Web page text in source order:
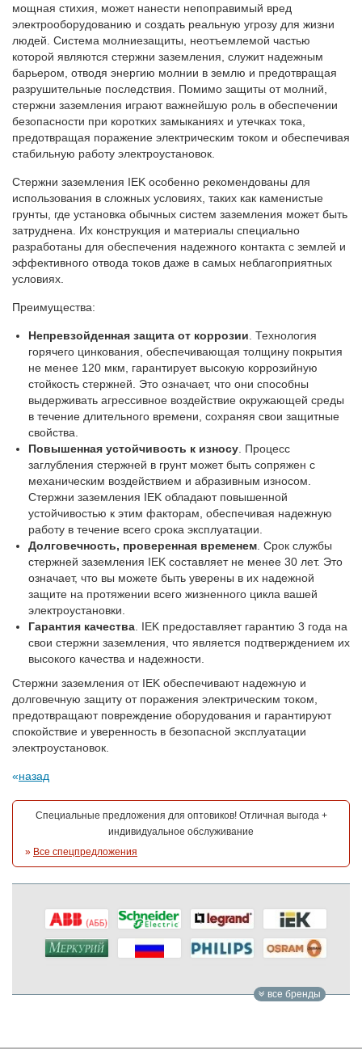
мощная стихия, может нанести непоправимый вред
электрооборудованию и создать реальную угрозу для жизни
людей. Система молниезащиты, неотъемлемой частью
которой являются стержни заземления, служит надежным
барьером, отводя энергию молнии в землю и предотвращая
разрушительные последствия. Помимо защиты от молний,
стержни заземления играют важнейшую роль в обеспечении
безопасности при коротких замыканиях и утечках тока,
предотвращая поражение электрическим током и обеспечивая
стабильную работу электроустановок.
Стержни заземления IEK особенно рекомендованы для
использования в сложных условиях, таких как каменистые
грунты, где установка обычных систем заземления может быть
затруднена. Их конструкция и материалы специально
разработаны для обеспечения надежного контакта с землей и
эффективного отвода токов даже в самых неблагоприятных
условиях.
Преимущества:
Непревзойденная защита от коррозии . Технология
горячего цинкования, обеспечивающая толщину покрытия
не менее 120 мкм, гарантирует высокую коррозийную
стойкость стержней. Это означает, что они способны
выдерживать агрессивное воздействие окружающей среды
в течение длительного времени, сохраняя свои защитные
свойства.
Повышенная устойчивость к износу . Процесс
заглубления стержней в грунт может быть сопряжен с
механическим воздействием и абразивным износом.
Стержни заземления IEK обладают повышенной
устойчивостью к этим факторам, обеспечивая надежную
работу в течение всего срока эксплуатации.
Долговечность, проверенная временем . Срок службы
стержней заземления IEK составляет не менее 30 лет. Это
означает, что вы можете быть уверены в их надежной
защите на протяжении всего жизненного цикла вашей
электроустановки.
Гарантия качества . IEK предоставляет гарантию 3 года на
свои стержни заземления, что является подтверждением их
высокого качества и надежности.
Стержни заземления от IEK обеспечивают надежную и
долговечную защиту от поражения электрическим током,
предотвращают повреждение оборудования и гарантируют
спокойствие и уверенность в безопасной эксплуатации
электроустановок.
назад
Специальные предложения для оптовиков! Отличная выгода +
индивидуальное обслуживание
» Все спецпредложения
все бренды